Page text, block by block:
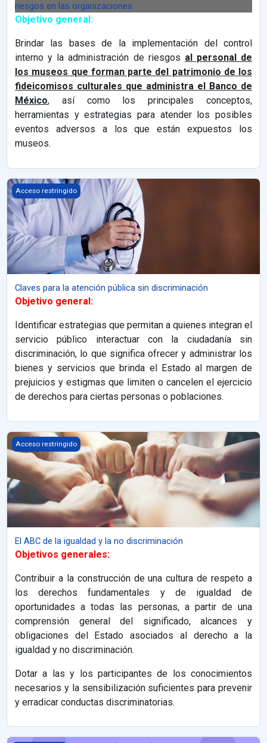
riesgos en las organizaciones
Objetivo general:
Brindar las bases de la implementación del control
interno y la administración de riesgos al personal de
los museos que forman parte del patrimonio de los
fideicomisos culturales que administra el Banco de
México, así como los principales conceptos,
herramientas y estrategias para atender los posibles
eventos adversos a los que están expuestos los
museos.
Claves para la atención pública sin discriminación
Acceso restringido
Claves para la atención pública sin discriminación
Objetivo general:
Identificar estrategias que permitan a quienes integran el
servicio público interactuar con la ciudadanía sin
discriminación, lo que significa ofrecer y administrar los
bienes y servicios que brinda el Estado al margen de
prejuicios y estigmas que limiten o cancelen el ejercicio
de derechos para ciertas personas o poblaciones.
El ABC de la igualdad y la no discriminación
Acceso restringido
El ABC de la igualdad y la no discriminación
Objetivos generales:
Contribuir a la construcción de una cultura de respeto a
los derechos fundamentales y de igualdad de
oportunidades a todas las personas, a partir de una
comprensión general del significado, alcances y
obligaciones del Estado asociados al derecho a la
igualdad y no discriminación.
Dotar a las y los participantes de los conocimientos
necesarios y la sensibilización suficientes para prevenir
y erradicar conductas discriminatorias.